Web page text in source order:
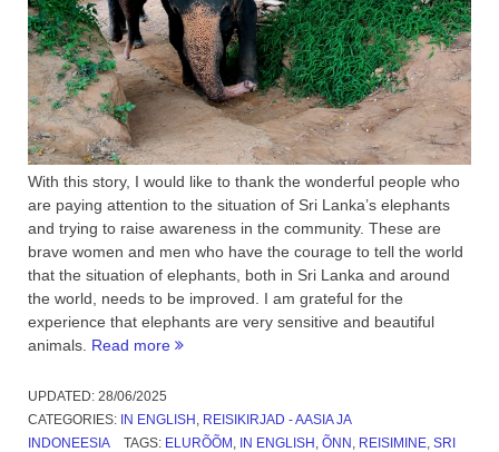
With this story, I would like to thank the wonderful people who
are paying attention to the situation of Sri Lanka’s elephants
and trying to raise awareness in the community. These are
brave women and men who have the courage to tell the world
that the situation of elephants, both in Sri Lanka and around
the world, needs to be improved. I am grateful for the
experience that elephants are very sensitive and beautiful
animals. Read more “Elephant
Sri
Lanka
UPDATED: 28/06/2025
CATEGORIES: IN ENGLISH, REISIKIRJAD - AASIA JA
INDONEESIA
TAGS: ELURÕÕM, IN ENGLISH, ÕNN, REISIMINE, SRI